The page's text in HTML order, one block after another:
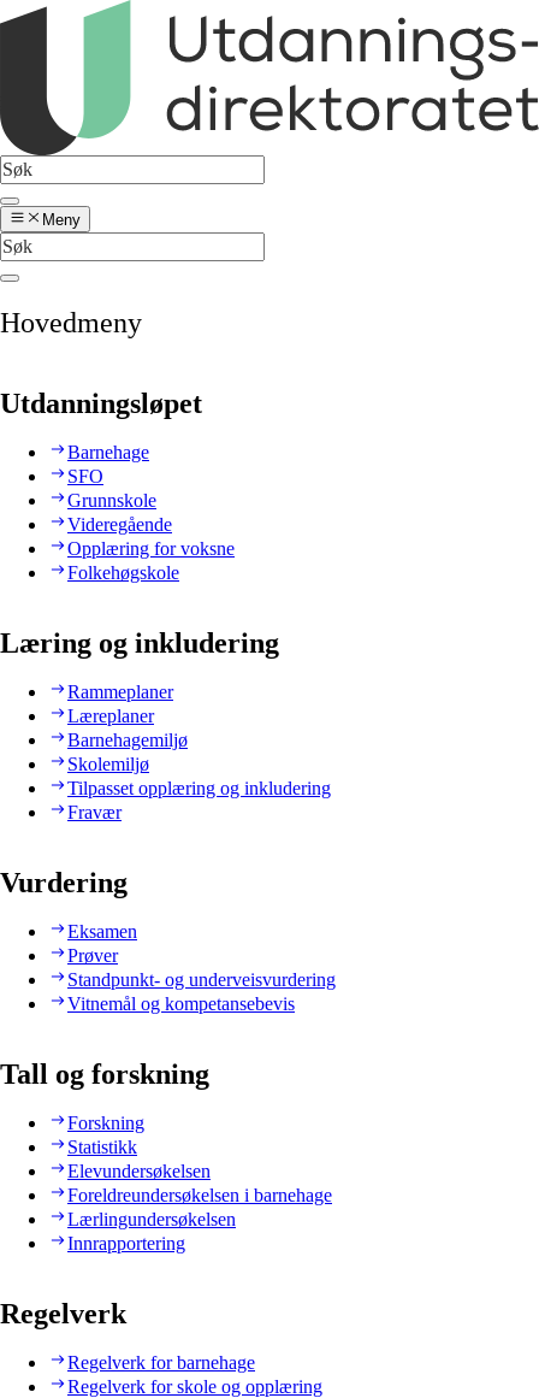
Meny
Hovedmeny
Utdanningsløpet
Barnehage
SFO
Grunnskole
Videregående
Opplæring for voksne
Folkehøgskole
Læring og inkludering
Rammeplaner
Læreplaner
Barnehagemiljø
Skolemiljø
Tilpasset opplæring og inkludering
Fravær
Vurdering
Eksamen
Prøver
Standpunkt- og underveisvurdering
Vitnemål og kompetansebevis
Tall og forskning
Forskning
Statistikk
Elevundersøkelsen
Foreldreundersøkelsen i barnehage
Lærlingundersøkelsen
Innrapportering
Regelverk
Regelverk for barnehage
Regelverk for skole og opplæring